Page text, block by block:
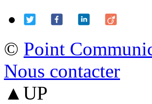
© Point
Nous contacter
▲UP